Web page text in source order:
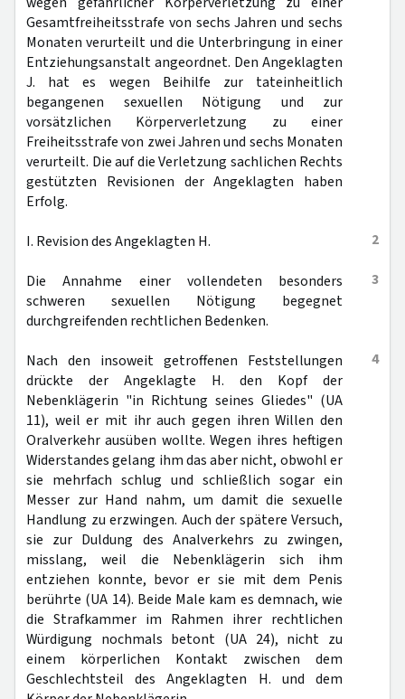
Gesamtfreiheitsstrafe von sechs Jahren und sechs
Monaten verurteilt und die Unterbringung in einer
Entziehungsanstalt angeordnet. Den Angeklagten
J. hat es wegen Beihilfe zur tateinheitlich
begangenen sexuellen Nötigung und zur
vorsätzlichen Körperverletzung zu einer
Freiheitsstrafe von zwei Jahren und sechs Monaten
verurteilt. Die auf die Verletzung sachlichen Rechts
gestützten Revisionen der Angeklagten haben
Erfolg.
2
I. Revision des Angeklagten H.
3
Die Annahme einer vollendeten besonders
schweren sexuellen Nötigung begegnet
durchgreifenden rechtlichen Bedenken.
4
Nach den insoweit getroffenen Feststellungen
drückte der Angeklagte H. den Kopf der
Nebenklägerin "in Richtung seines Gliedes" (UA
11), weil er mit ihr auch gegen ihren Willen den
Oralverkehr ausüben wollte. Wegen ihres heftigen
Widerstandes gelang ihm das aber nicht, obwohl er
sie mehrfach schlug und schließlich sogar ein
Messer zur Hand nahm, um damit die sexuelle
Handlung zu erzwingen. Auch der spätere Versuch,
sie zur Duldung des Analverkehrs zu zwingen,
misslang, weil die Nebenklägerin sich ihm
entziehen konnte, bevor er sie mit dem Penis
berührte (UA 14). Beide Male kam es demnach, wie
die Strafkammer im Rahmen ihrer rechtlichen
Würdigung nochmals betont (UA 24), nicht zu
einem körperlichen Kontakt zwischen dem
Geschlechtsteil des Angeklagten H. und dem